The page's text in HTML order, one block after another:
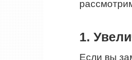
1.
Если вы